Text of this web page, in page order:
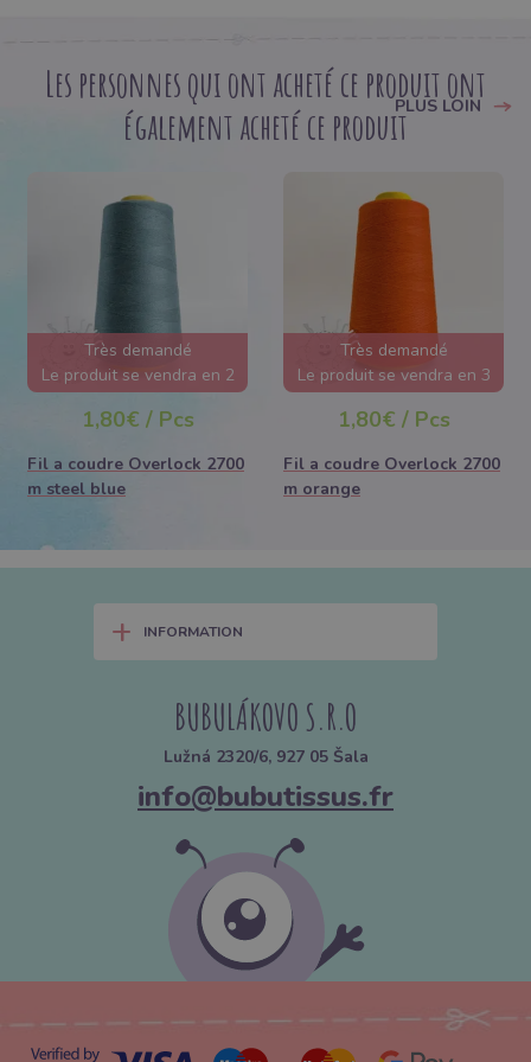
Les personnes qui ont acheté ce produit ont
également acheté ce produitPLUS LOIN
Très demandé
Le produit se vendra en 2
jours
1,80€ / Pcs
Fil a coudre Overlock 2700
m steel blue
Très demandé
Le produit se vendra en 3
jours
1,80€ / Pcs
Fil a coudre Overlock 2700
m orange
+ INFORMATION
BUBULÁKOVO S.R.O
Lužná 2320/6, 927 05 Šala
info@bubutissus.fr